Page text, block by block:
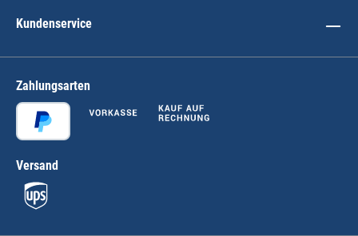
Kundenservice
Zahlungsarten
Versand